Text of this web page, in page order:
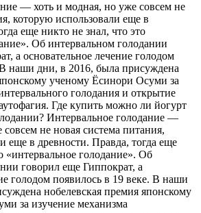
— хоть и модная, но уже совсем не
которую использовали еще в
еще никто не знал, что это
Об интервальном голодании
а основательное лечение голодом
наши дни, в 2016, была присуждена
ученому Ёсинори Осуми за
голодания и открытие
Где купить можно ли йогурт
Интервальное голодание —
не новая система питания,
еще в древности. Правда, тогда еще
«интервальное голодание». Об
говорил еще Гиппократ, а
голодом появилось в 19 веке. В наши
нобелевская премия японскому
за изучение механизма